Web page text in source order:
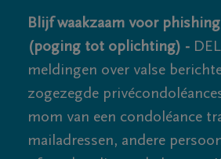
Blijf waakzaam voor
(poging tot oplichting) -
meldingen over valse
zogezegde
mom van een condoléance
mailadressen, andere